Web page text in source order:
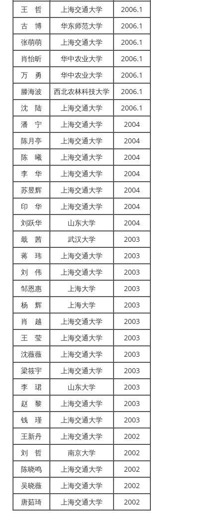
王 哲
上海交通大学
2006.1
古 博
华东师范大学
2006.1
张萌萌
上海交通大学
2006.1
肖怡昕
华中农业大学
2006.1
万 勇
华中农业大学
2006.1
滕海波
西北农林科技大学
2006.1
沈 陆
上海交通大学
2006.1
潘 宁
上海交通大学
2004
陈月亭
上海交通大学
2004
陈 曦
上海交通大学
2004
李 华
上海交通大学
2004
苏昱辉
上海交通大学
2004
印 华
上海交通大学
2004
刘跃华
山东大学
2004
戢 茜
武汉大学
2003
蒋 玮
上海交通大学
2003
刘 伟
上海交通大学
2003
邹恩惠
上海大学
2003
杨 辉
上海大学
2003
肖 越
上海交通大学
2003
王 莹
上海交通大学
2003
沈薇薇
上海交通大学
2003
梁筱宇
上海交通大学
2003
李 珺
山东大学
2003
赵 黎
上海交通大学
2003
钱 瑾
上海交通大学
2003
王新丹
上海交通大学
2002
刘 哲
南京大学
2002
陈晓鸣
上海交通大学
2002
吴晓薇
上海交通大学
2002
唐茹琦
上海交通大学 2002